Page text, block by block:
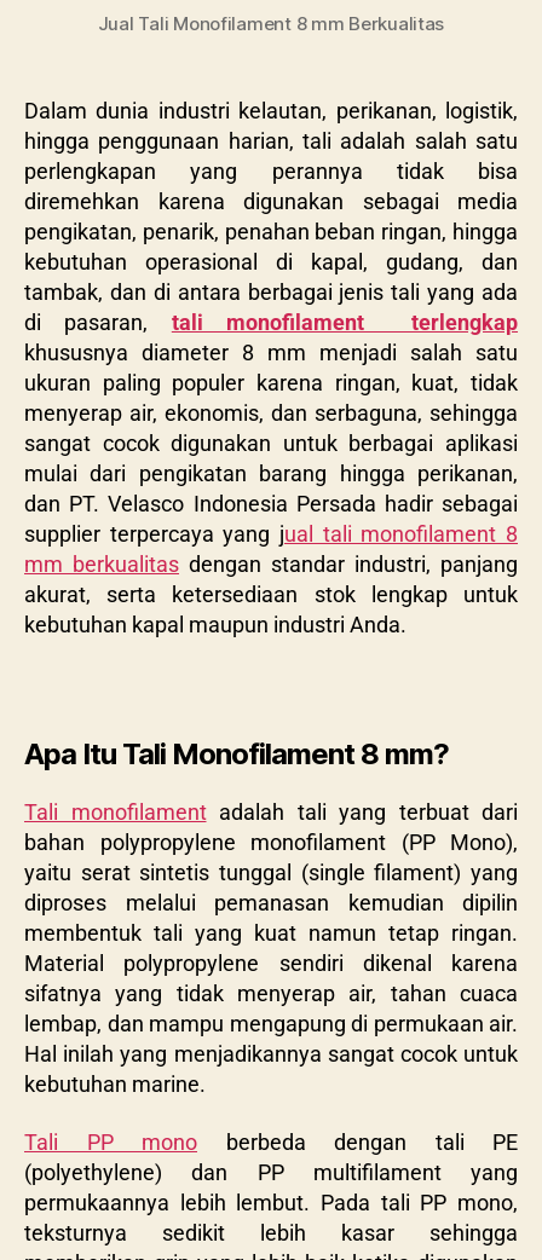
Jual Tali Monofilament 8 mm Berkualitas
Dalam dunia industri kelautan, perikanan, logistik,
hingga penggunaan harian, tali adalah salah satu
perlengkapan yang perannya tidak bisa
diremehkan karena digunakan sebagai media
pengikatan, penarik, penahan beban ringan, hingga
kebutuhan operasional di kapal, gudang, dan
tambak, dan di antara berbagai jenis tali yang ada
di pasaran, tali monofilament terlengkap
khususnya diameter 8 mm menjadi salah satu
ukuran paling populer karena ringan, kuat, tidak
menyerap air, ekonomis, dan serbaguna, sehingga
sangat cocok digunakan untuk berbagai aplikasi
mulai dari pengikatan barang hingga perikanan,
dan PT. Velasco Indonesia Persada hadir sebagai
supplier terpercaya yang jual tali monofilament 8
mm berkualitas dengan standar industri, panjang
akurat, serta ketersediaan stok lengkap untuk
kebutuhan kapal maupun industri Anda.
Apa Itu Tali Monofilament 8 mm?
Tali monofilamentadalah tali yang terbuat dari
bahan polypropylene monofilament (PP Mono),
yaitu serat sintetis tunggal (single filament) yang
diproses melalui pemanasan kemudian dipilin
membentuk tali yang kuat namun tetap ringan.
Material polypropylene sendiri dikenal karena
sifatnya yang tidak menyerap air, tahan cuaca
lembap, dan mampu mengapung di permukaan air.
Hal inilah yang menjadikannya sangat cocok untuk
kebutuhan marine.
Tali PP mono berbeda dengan tali PE
(polyethylene) dan PP multifilament yang
permukaannya lebih lembut. Pada tali PP mono,
teksturnya sedikit lebih kasar sehingga